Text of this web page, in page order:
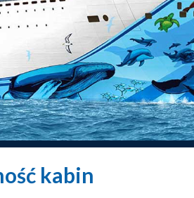
kabin